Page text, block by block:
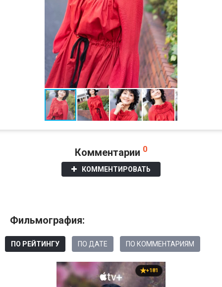
Комментарии 0
КОММЕНТИРОВАТЬ
Фильмография:
ПО РЕЙТИНГУ ПО ДАТЕ ПО КОММЕНТАРИЯМ
+181